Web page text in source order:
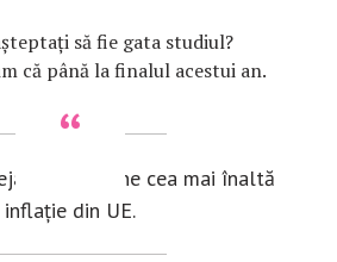
să fie gata studiul?
că până la finalul acestui an.
de luni bune cea mai înaltă
inflație din UE.